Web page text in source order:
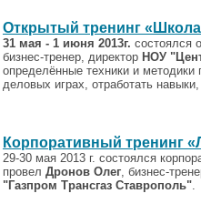
Открытый тренинг
31 мая - 1 июня 2013г. состоялся
бизнес-тренер, директор НОУ
определённые техники и
деловых играх, отработать
Корпоративный тренинг
29-30 мая 2013 г. состоялся
провел Дронов Олег, бизнес-
"Газпром Трансгаз Ставрополь".